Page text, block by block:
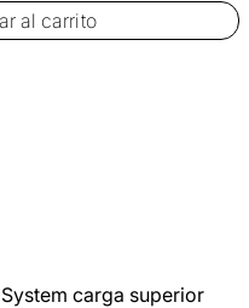
al carrito
carga superior